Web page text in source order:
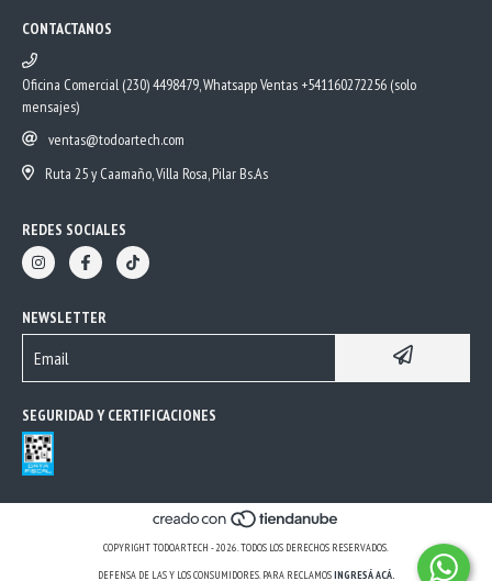
CONTACTANOS
Oficina Comercial (230) 4498479, Whatsapp Ventas +541160272256 (solo
mensajes)
ventas@todoartech.com
Ruta 25 y Caamaño, Villa Rosa, Pilar Bs.As
REDES SOCIALES
NEWSLETTER
SEGURIDAD Y CERTIFICACIONES
COPYRIGHT TODOARTECH - 2026. TODOS LOS DERECHOS RESERVADOS.
DEFENSA DE LAS Y LOS CONSUMIDORES. PARA RECLAMOSINGRESÁ ACÁ.